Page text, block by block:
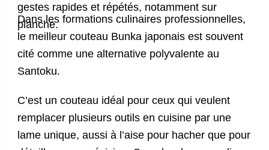
gestes rapides et répétés, notamment sur
planche.
Dans les formations culinaires professionnelles,
le meilleur couteau Bunka japonaisest souvent
cité comme une alternative polyvalente au
Santoku.
C’est un couteau idéal pour ceux qui veulent
remplacer plusieurs outils en cuisine par une
lame unique, aussi à l’aise pour hacher que pour